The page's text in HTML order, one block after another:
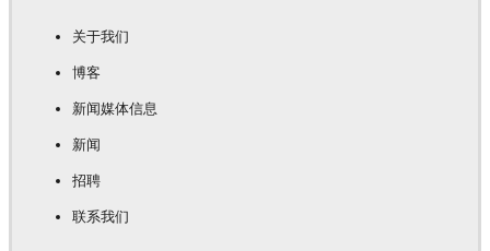
关于我们
博客
新闻媒体信息
新闻
招聘
联系我们